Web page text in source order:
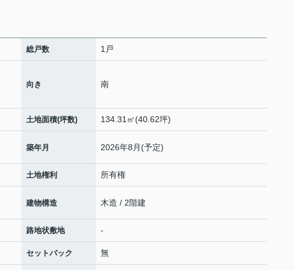
総戸数 1戸
向き 南
土地面積(坪数) 134.31㎡(40.62坪)
築年月 2026年8月(予定)
土地権利 所有権
建物構造 木造 / 2階建
路地状敷地 -
セットバック 無